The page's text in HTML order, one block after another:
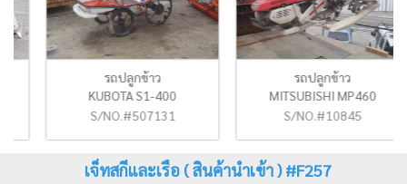
รถปลูกข้าว
KUBOTA S1-400
S/NO.#507131
รถปลูกข้าว
MITSUBISHI MP460
S/NO.#10845
เจ็ทสกีและเรือ ( สินค้านำเข้า ) #F257